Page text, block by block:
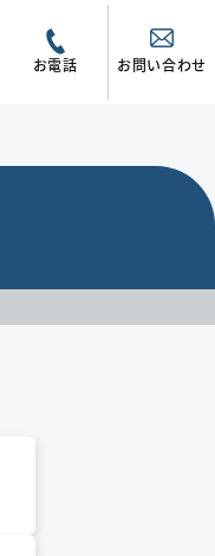
お電話 お問い合わせ